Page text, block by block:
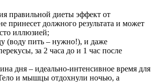
правильной диеты эффект от
принесет должного результата и может
иллюзией;
(воду пить – нужно!), и даже
за 2 часа до и 1 час после
дня – идеально-интенсивное время для
и мышцы отдохнули ночью, а